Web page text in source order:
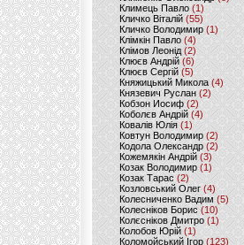
Климець Павло (1)
Кличко Віталій(55)
Кличко Володимир (1)
Клімкін Павло (4)
Клімов Леонід(2)
Клюєв Андрій(6)
Клюєв Сергій (5)
Княжицький Микола(4)
Князевич Руслан (2)
Кобзон Иосиф(2)
Коболєв Андрій (4)
Ковалів Юлія(1)
Ковтун Володимир (2)
Кодола Олександр (2)
Кожемякін Андрій (3)
Козак Володимир (1)
Козак Тарас (2)
Козловський Олег(4)
Колесниченко Вадим (5)
Колесніков Борис (10)
Колєсніков Дмитро (1)
Колобов Юрій (1)
Коломойський Ігор (123)